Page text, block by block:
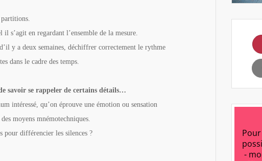
partitions.
s’agit en regardant l’ensemble de la mesure.
y a deux semaines, déchiffrer correctement le rythme
dans le cadre des temps.
savoir se rappeler de certains détails…
intéressé, qu’on éprouve une émotion ou sensation
moyens mnémotechniques.
pour différencier les silences ?